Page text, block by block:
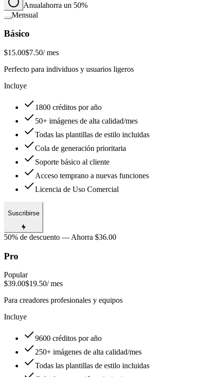
Anualahorra un 50%
Mensual
Básico
$15.00$7.50/ mes
Perfecto para individuos y usuarios ligeros
Incluye
1800 créditos por año
50+ imágenes de alta calidad/mes
Todas las plantillas de estilo incluidas
Cola de generación prioritaria
Soporte básico al cliente
Acceso temprano a nuevas funciones
Licencia de Uso Comercial
Suscribirse
50% de descuento — Ahorra $36.00
Pro
Popular
$39.00$19.50/ mes
Para creadores profesionales y equipos
Incluye
9600 créditos por año
250+ imágenes de alta calidad/mes
Todas las plantillas de estilo incluidas